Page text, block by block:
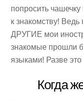
попросить
к знакомству!
ДРУГИЕ мои
знакомые прошли
языками! Разве
Когда